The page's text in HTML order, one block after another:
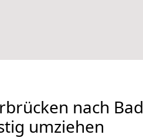
nach Bad
umziehen